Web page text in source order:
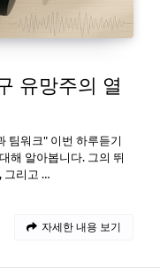
유망주의 열
팀워크" 이번 하루듣기
해 알아봅니다. 그의 뛰
그리고 …
자세한 내용 보기